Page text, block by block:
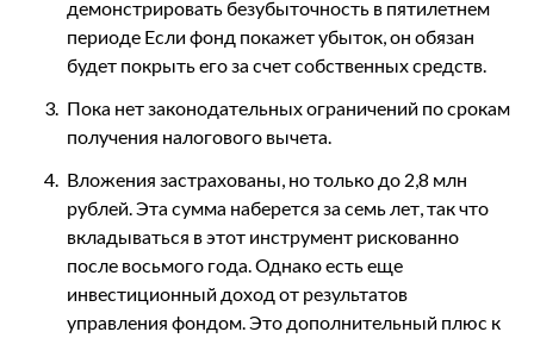
демонстрировать безубыточность в пятилетнем
периоде Если фонд покажет убыток, он обязан
будет покрыть его за счет собственных средств.
Пока нет законодательных ограничений по срокам
получения налогового вычета.
Вложения застрахованы, но только до 2,8 млн
рублей. Эта сумма наберется за семь лет, так что
вкладываться в этот инструмент рискованно
после восьмого года. Однако есть еще
инвестиционный доход от результатов
управления фондом. Это дополнительный плюс к